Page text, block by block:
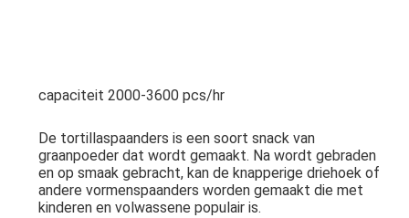
capaciteit 2000-3600 pcs/hr
De tortillaspaanders is een soort snack van
graanpoeder dat wordt gemaakt. Na wordt gebraden
en op smaak gebracht, kan de knapperige driehoek of
andere vormenspaanders worden gemaakt die met
kinderen en volwassene populair is.